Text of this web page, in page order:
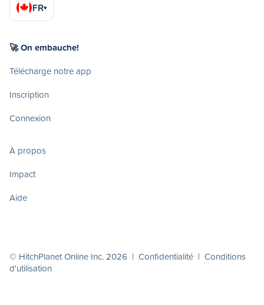
FR▾
🚀 On embauche!
Télécharge notre app
Inscription
Connexion
À propos
Impact
Aide
© HitchPlanet Online Inc. 2026 | Confidentialité | Conditions
d'utilisation